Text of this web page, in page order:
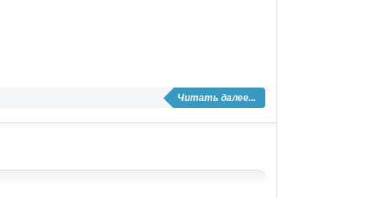
Читать далее...